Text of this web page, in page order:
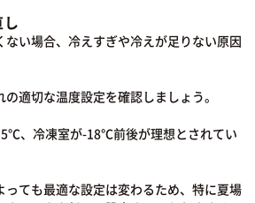
ない場合、冷えすぎや冷えが足りない原因
適切な温度設定を確認しましょう。
、冷凍室が-18℃前後が理想とされてい
っても最適な設定は変わるため、特に夏場